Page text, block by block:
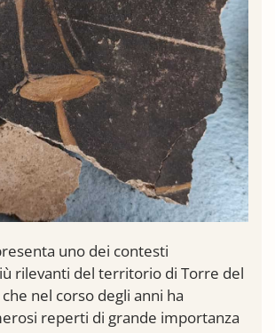
uno dei contesti
rilevanti del territorio di Torre del
nel corso degli anni ha
reperti di grande importanza